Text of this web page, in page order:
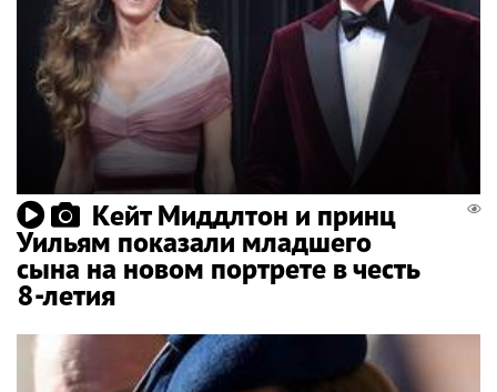
Кейт Миддлтон и принц
Уильям показали младшего
сына на новом портрете в честь
8-летия